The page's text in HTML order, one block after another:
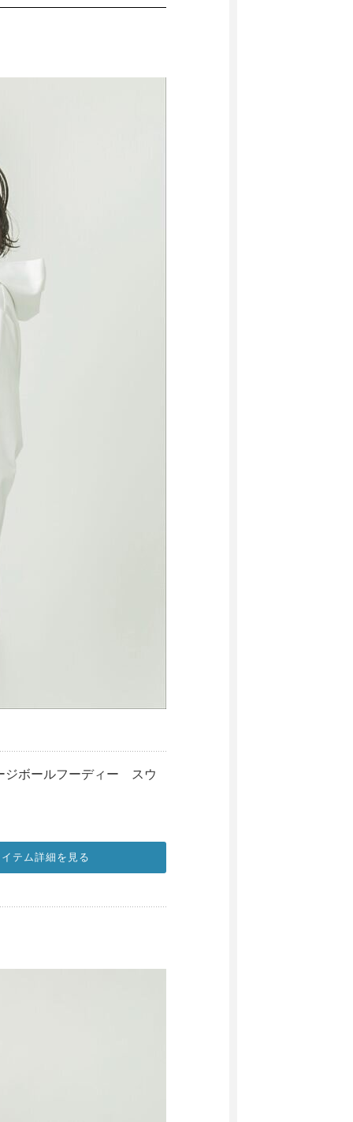
ジボールフーディー スウ
テム詳細を見る